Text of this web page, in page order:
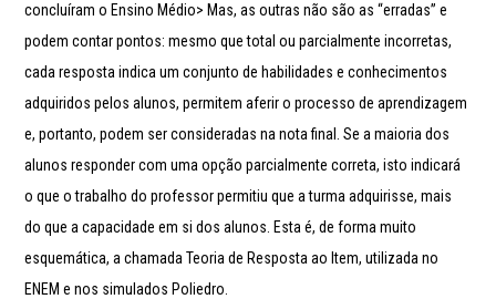
concluíram o Ensino Médio> Mas, as outras não são as “erradas” e
podem contar pontos: mesmo que total ou parcialmente incorretas,
cada resposta indica um conjunto de habilidades e conhecimentos
adquiridos pelos alunos, permitem aferir o processo de aprendizagem
e, portanto, podem ser consideradas na nota final. Se a maioria dos
alunos responder com uma opção parcialmente correta, isto indicará
o que o trabalho do professor permitiu que a turma adquirisse, mais
do que a capacidade em si dos alunos. Esta é, de forma muito
esquemática, a chamada Teoria de Resposta ao Item, utilizada no
ENEM e nos simulados Poliedro.